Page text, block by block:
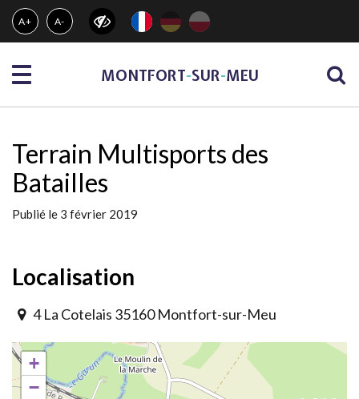
Gestion des traceurs
A+ A-
Menu MONTFORT-SUR-MEU
Terrain Multisports des
Batailles
Publié le 3 février 2019
Localisation
4 La Cotelais 35160 Montfort-sur-Meu
+
−